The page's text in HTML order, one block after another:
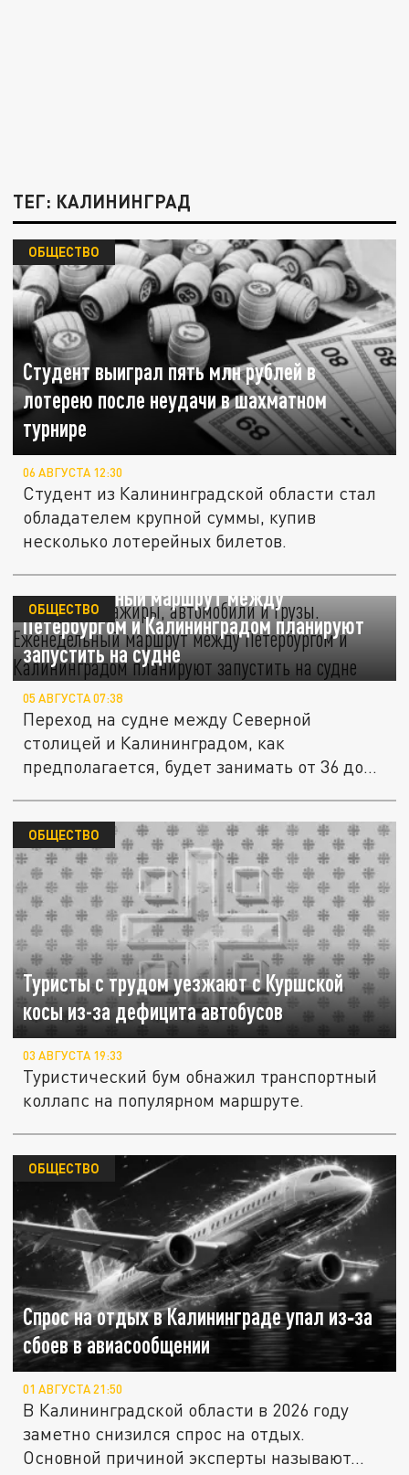
ТЕГ: КАЛИНИНГРАД
Студент выиграл пять млн рублей в
лотерею после неудачи в шахматном
турнире
ОБЩЕСТВО
06 АВГУСТА 12:30
Студент из Калининградской области стал
обладателем крупной суммы, купив
несколько лотерейных билетов.
Влезут пассажиры, автомобили и грузы.
Еженедельный маршрут между
Петербургом и Калининградом планируют
запустить на судне
ОБЩЕСТВО
05 АВГУСТА 07:38
Переход на судне между Северной
столицей и Калининградом, как
предполагается, будет занимать от 36 до
Туристы с трудом уезжают с Куршской
косы из-за дефицита автобусов
ОБЩЕСТВО
03 АВГУСТА 19:33
Туристический бум обнажил транспортный
коллапс на популярном маршруте.
Спрос на отдых в Калининграде упал из‑за
сбоев в авиасообщении
ОБЩЕСТВО
01 АВГУСТА 21:50
В Калининградской области в 2026 году
заметно снизился спрос на отдых.
Основной причиной эксперты называют...